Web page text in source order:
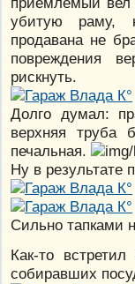
убитую раму,
продавана не
повреждения
рискнуть.
Долго думал:
верхняя труба
печальная.
Ну в результате
Сильно тапками
Как-то
собиравших